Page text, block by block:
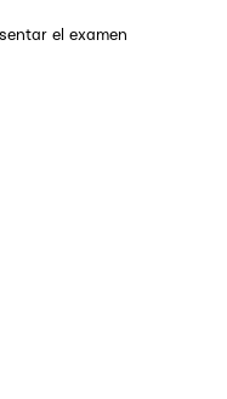
el examen